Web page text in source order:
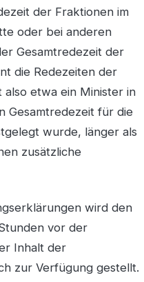
der Fraktionen im
oder bei anderen
Gesamtredezeit der
die Redezeiten der
etwa ein Minister in
Gesamtredezeit für die
wurde, länger als
zusätzliche
wird den
vor der
Inhalt der
zur Verfügung gestellt.